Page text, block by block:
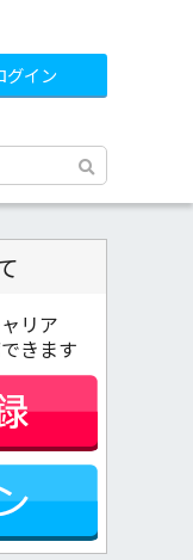
グイン
リア
きます